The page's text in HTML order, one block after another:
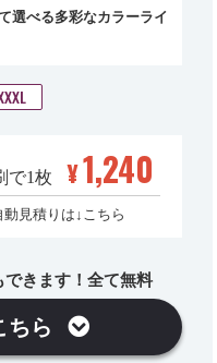
選べる多彩なカラーライ
で1枚 ¥1,240
見積りは↓こちら
できます！全て無料
ちら